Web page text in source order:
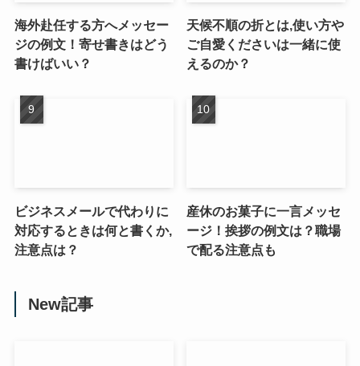
海外赴任する方へメッセー
ジの例文！寄せ書きはどう
書けばいい？
天候不順の折とは,使い方や
ご自愛くださいは一緒に使
えるのか？
ビジネスメールで代わりに
対応するときは何と書くか,
注意点は？
産休のお菓子に一言メッセ
ージ！挨拶の例文は？職場
で配る注意点も
New記事